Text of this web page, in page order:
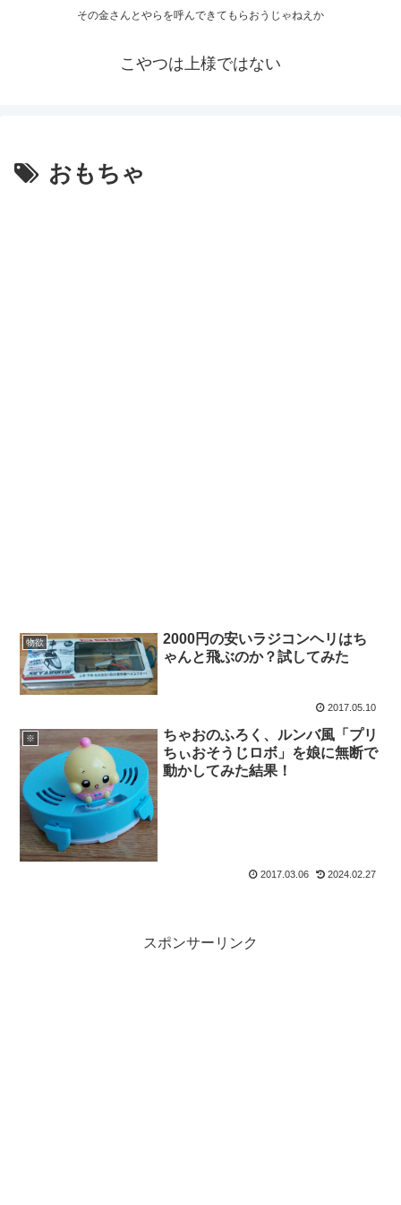
その金さんとやらを呼んできてもらおうじゃねえか
こやつは上様ではない
おもちゃ
物欲
2000円の安いラジコンヘリはち
ゃんと飛ぶのか？試してみた
2017.05.10
※
ちゃおのふろく、ルンバ風「プリ
ちぃおそうじロボ」を娘に無断で
動かしてみた結果！
2017.03.06 2024.02.27
スポンサーリンク